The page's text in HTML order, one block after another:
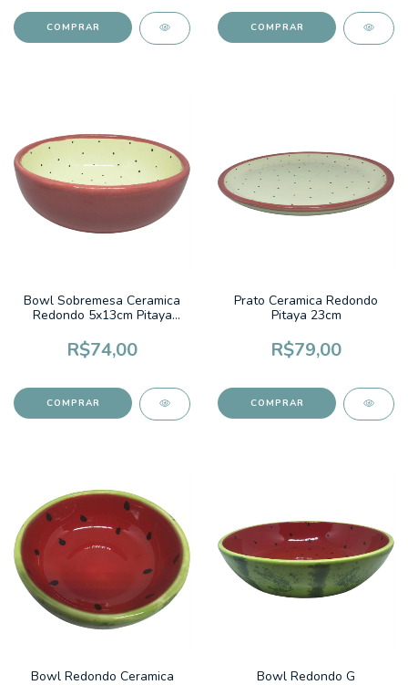
Bowl Sobremesa Ceramica
Redondo 5x13cm Pitaya
R$74,00
Prato Ceramica Redondo
Pitaya 23cm
R$79,00
Bowl Redondo Ceramica
Bowl Redondo G